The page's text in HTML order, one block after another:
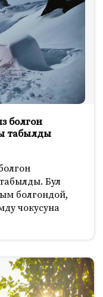
болгон
табылды
Бул
болгондой,
чокусуна